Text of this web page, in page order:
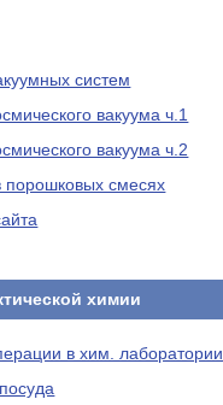
систем
вакуума ч.1
вакуума ч.2
порошковых смесях
химии
в хим. лаборатории